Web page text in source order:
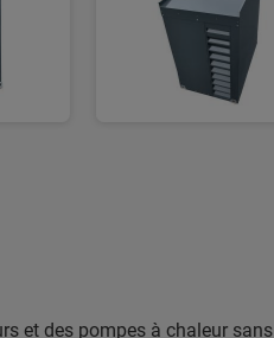
et des pompes à chaleur sans